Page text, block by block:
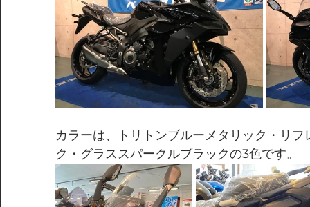
カラーは、トリトンブルーメタリック・リ
ク・グラススパークルブラックの3色です。